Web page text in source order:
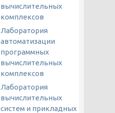
вычислительных
комплексов
Лаборатория
автоматизации
программных
вычислительных
комплексов
Лаборатория
вычислительных
систем и прикладных